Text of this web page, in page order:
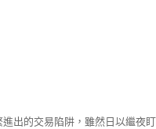
出的交易陷阱，雖然日以繼夜